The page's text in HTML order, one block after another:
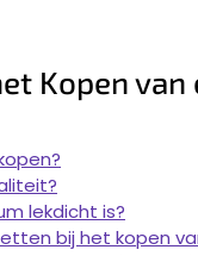
Kopen van
lekdicht is?
bij het kopen